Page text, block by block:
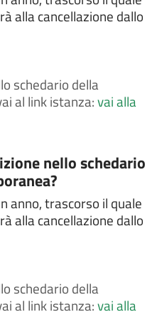
ed estratti di atti di
di iscrizione alle liste
di atti di stato
della carta d'identità
civico
permanente per
e alla
alla cancellazione dallo
schedario della
al link istanza:vai alla
nello schedario
anno, trascorso il quale
alla cancellazione dallo
schedario della
al link istanza:vai alla